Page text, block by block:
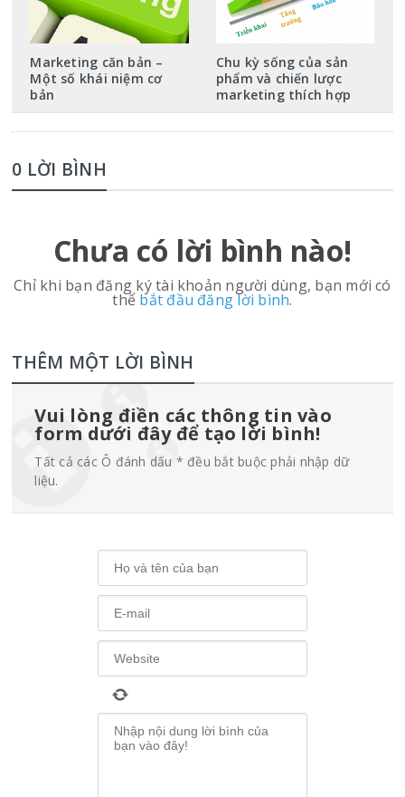
Marketing căn bản –
Một số khái niệm cơ
bản
Chu kỳ sống của sản
phẩm và chiến lược
marketing thích hợp
0 LỜI BÌNH
Chưa có lời bình nào!
Chỉ khi bạn đăng ký tài khoản người dùng, bạn mới có
thể bắt đầu đăng lời bình.
THÊM MỘT LỜI BÌNH
Vui lòng điền các thông tin vào
form dưới đây để tạo lời bình!
Tất cả các Ô đánh dấu * đều bắt buộc phải nhập dữ
liệu.